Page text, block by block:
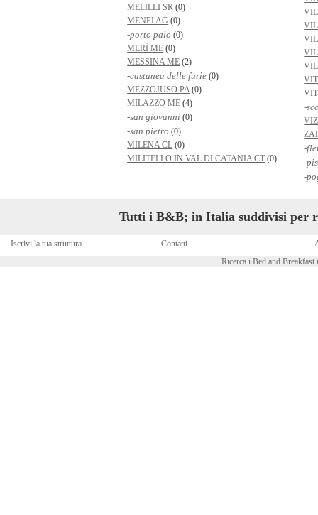
MELILLI SR (0)
MENFI AG (0)
-porto palo (0)
MERÌ ME (0)
MESSINA ME (2)
-castanea delle furie (0)
MEZZOJUSO PA(0)
MILAZZO ME (4)
-san giovanni (0)
-san pietro (0)
MILENA CL (0)
MILITELLO IN VAL DI CATANIA CT (0)
-
-
-
-
Tutti i B&B; in Italia suddivisi per
Iscrivi la tua struttura Contatti
Ricerca i Bed and Breakfast